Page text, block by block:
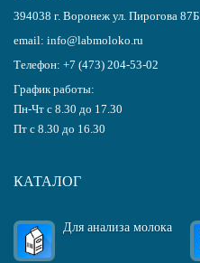
394038 г. Воронеж ул. Пирогова 87Б
email: info@labmoloko.ru
Телефон: +7 (473) 204-53-02
График работы:
Пн-Чт с 8.30 до 17.30
Пт с 8.30 до 16.30
КАТАЛОГ
Для анализа молока